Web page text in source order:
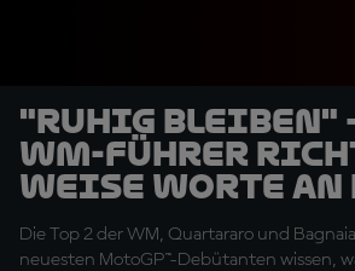
"Ruhig bleiben"
WM-Führer
weise Worte an
Die Top 2 der WM, Quartararo und
neuesten MotoGP™-Debütanten wissen,